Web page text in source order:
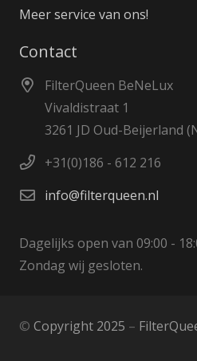
Meer service van ons!
Contact
FilterQueen BeNeLux
Vivaldistraat 1
3261 JD Oud-Beijerland
+31(0)186 - 612 216
info@filterqueen.nl
Dagelijks open van 09:00 -
Zondag wij gesloten.
© Copyright 2025 –